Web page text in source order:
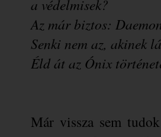
a védelmisek?
Az már biztos:
Senki nem az, akinek
Éld át az Ónix
Már vissza sem